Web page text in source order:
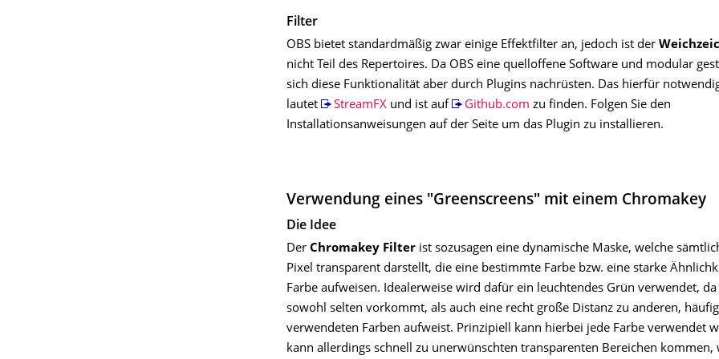
Filter
OBS bietet standardmäßig zwar einige Effektfilter an, jedoch ist der
nicht Teil des Repertoires. Da OBS eine quelloffene Software und modular
sich diese Funktionalität aber durch Plugins nachrüsten. Das hierfür
lautet
StreamFXund ist auf Github.com zu finden. Folgen Sie den
Installationsanweisungen auf der Seite um das Plugin zu installieren.
Verwendung eines "Greenscreens" mit einem Chromakey
Die Idee
Der Chromakey Filter ist sozusagen eine dynamische Maske, welche
Pixel transparent darstellt, die eine bestimmte Farbe bzw. eine starke
Farbe aufweisen. Idealerweise wird dafür ein leuchtendes Grün verwendet, da
sowohl selten vorkommt, als auch eine recht große Distanz zu anderen,
verwendeten Farben aufweist. Prinzipiell kann hierbei jede Farbe verwendet
kann allerdings schnell zu unerwünschten transparenten Bereichen kommen,